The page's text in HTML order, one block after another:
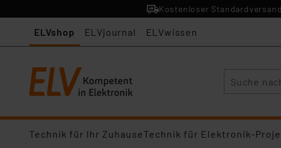
Kostenloser
ELVshop ELVjournal ELVwissen
Technik für Ihr ZuhauseTechnik für Elektronik-